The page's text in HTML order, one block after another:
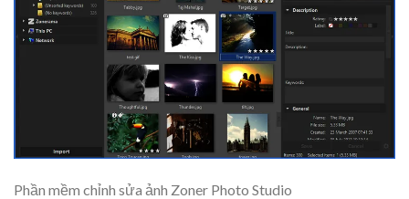
Phần mềm chỉnh sửa ảnh Zoner Photo Studio